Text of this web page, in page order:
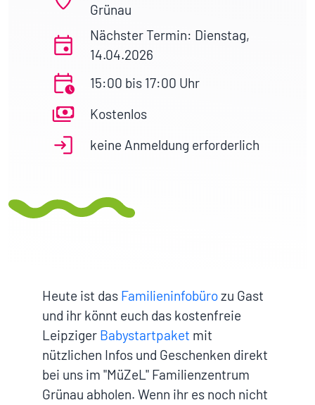
Grünau
Nächster Termin: Dienstag,
14.04.2026
15:00 bis 17:00 Uhr
Kostenlos
keine Anmeldung erforderlich
Heute ist das Familieninfobürozu Gast
und ihr könnt euch das kostenfreie
Leipziger Babystartpaket mit
nützlichen Infos und Geschenken direkt
bei uns im "MüZeL" Familienzentrum
Grünau abholen. Wenn ihr es noch nicht